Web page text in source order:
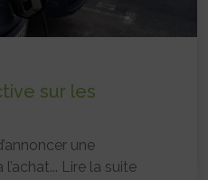
sur les
une
Lire la suite